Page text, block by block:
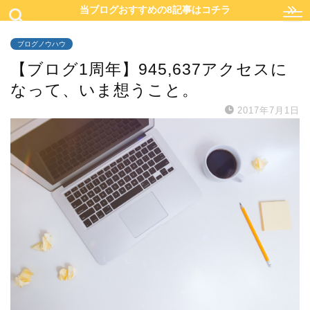
当ブログおすすめの8記事はコチラ
ブログノウハウ
【ブログ1周年】945,637アクセスに
なって、いま想うこと。
2017年7月1日